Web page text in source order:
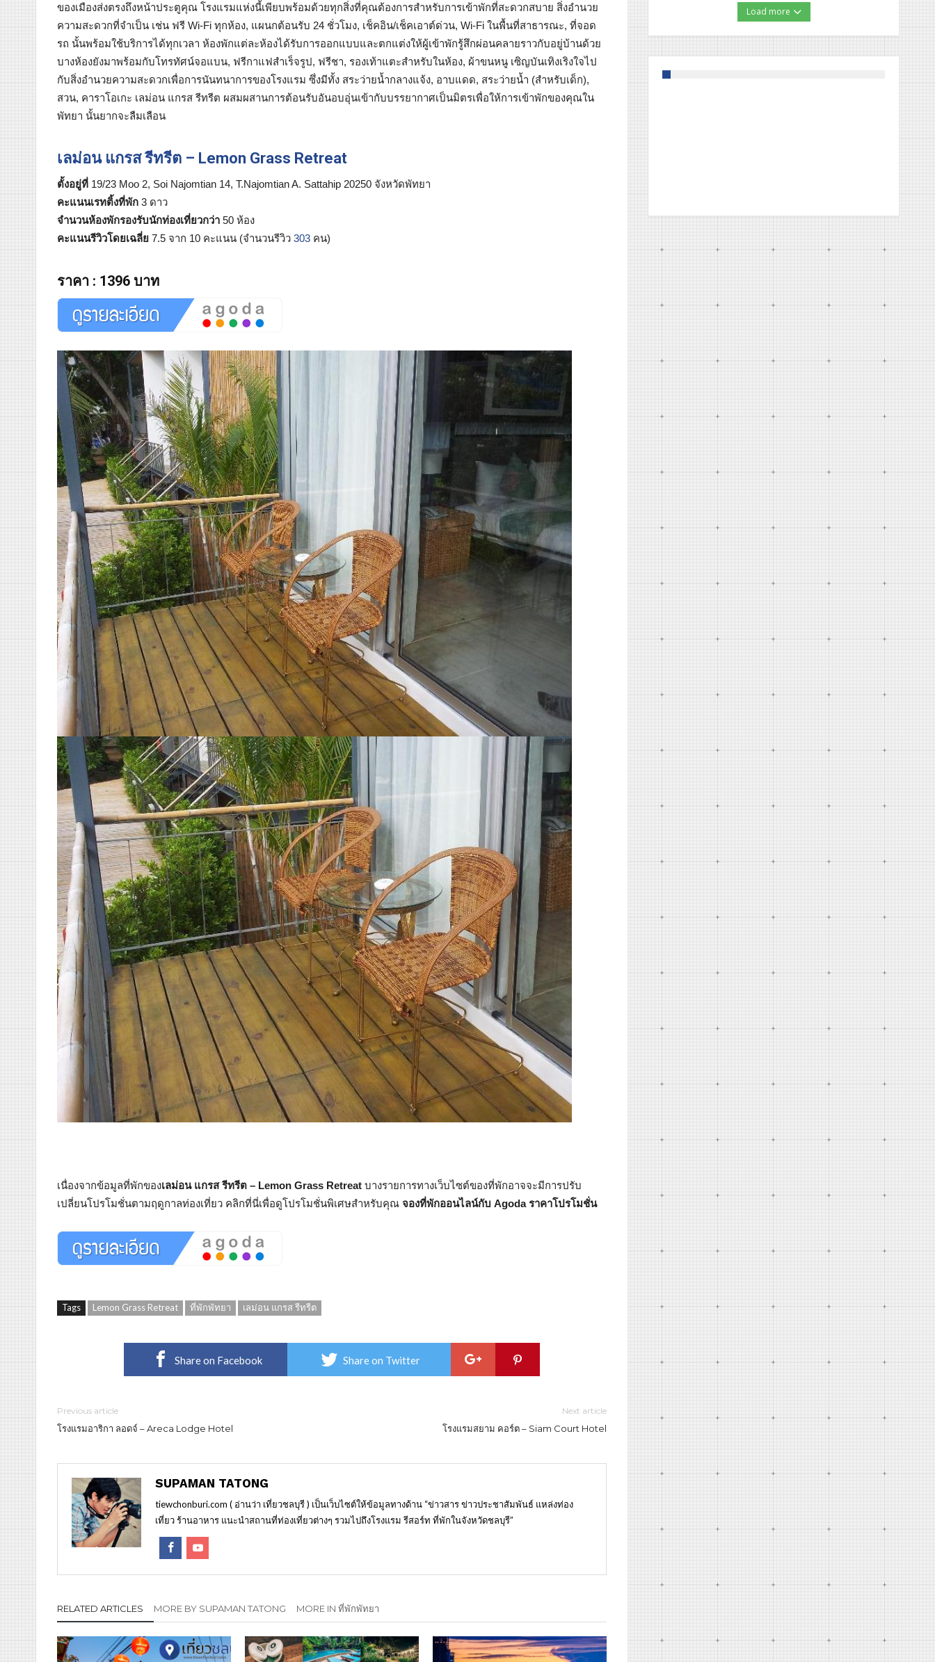
ของเมืองส่งตรงถึงหน้าประตูคุณ โรงแรมแห่งนี้เพียบพร้อมด้วยทุกสิ่งที่คุณต้องการสำหรับการเข้าพักที่สะดวกสบาย สิ่งอำนวย
ความสะดวกที่จำเป็น เช่น ฟรี Wi-Fi ทุกห้อง, แผนกต้อนรับ 24 ชั่วโมง, เช็คอิน/เช็คเอาต์ด่วน, Wi-Fi ในพื้นที่สาธารณะ, ที่จอด
รถ นั้นพร้อมใช้บริการได้ทุกเวลา ห้องพักแต่ละห้องได้รับการออกแบบและตกแต่งให้ผู้เข้าพักรู้สึกผ่อนคลายราวกับอยู่บ้านด้วย
บางห้องยังมาพร้อมกับโทรทัศน์จอแบน, ฟรีกาแฟสำเร็จรูป, ฟรีชา, รองเท้าแตะสำหรับในห้อง, ผ้าขนหนู เซิญบันเทิงเริงใจไป
กับสิ่งอำนวยความสะดวกเพื่อการนันทนาการของโรงแรม ซึ่งมีทั้ง สระว่ายน้ำกลางแจ้ง, อาบแดด, สระว่ายน้ำ (สำหรับเด็ก),
สวน, คาราโอเกะ เลม่อน แกรส รีทรีต ผสมผสานการต้อนรับอันอบอุ่นเข้ากับบรรยากาศเป็นมิตรเพื่อให้การเข้าพักของคุณใน
พัทยา นั้นยากจะลืมเลือน
เลม่อน แกรส รีทรีต – Lemon Grass Retreat
ตั้งอยู่ที่ 19/23 Moo 2, Soi Najomtian 14, T.Najomtian A. Sattahip 20250 จังหวัดพัทยา
คะแนนเรทติ้งที่พัก 3 ดาว
จำนวนห้องพักรองรับนักท่องเที่ยวกว่า 50 ห้อง
คะแนนรีวิวโดยเฉลี่ย 7.5 จาก 10 คะแนน (จำนวนรีวิว 303 คน)
ราคา : 1396 บาท
เนื่องจากข้อมูลที่พักของเลม่อน แกรส รีทรีต – Lemon Grass Retreat บางรายการทางเว็บไซต์ของที่พักอาจจะมีการปรับ
เปลี่ยนโปรโมชั่นตามฤดูกาลท่องเที่ยว คลิกที่นี่เพื่อดูโปรโมชั่นพิเศษสำหรับคุณ จองที่พักออนไลน์กับ Agoda ราคาโปรโมชั่น
Tags Lemon Grass Retreat ที่พักพัทยา เลม่อน แกรส รีทรีต
Share on Facebook Share on Twitter
Previous article
โรงแรมอาริกา ลอดจ์ – Areca Lodge Hotel
Next article
โรงแรมสยาม คอร์ต – Siam Court Hotel
SUPAMAN TATONG
tiewchonburi.com ( อ่านว่า เที่ยวชลบุรี ) เป็นเว็บไซต์ให้ข้อมูลทางด้าน “ข่าวสาร ข่าวประชาสัมพันธ์ แหล่งท่อง
เที่ยว ร้านอาหาร แนะนำสถานที่ท่องเที่ยวต่างๆ รวมไปถึงโรงแรม รีสอร์ท ที่พักในจังหวัดชลบุรี”
RELATED ARTICLES MORE BY SUPAMAN TATONG MORE IN ที่พักพัทยา
Load more